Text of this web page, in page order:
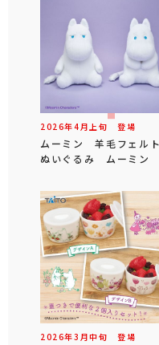
2026年4 月 上旬 登場
ムーミン 羊毛フェル
ぬいぐるみ ムーミン
2026年3 月中旬 登場